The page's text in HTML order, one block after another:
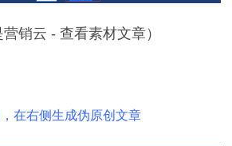
营销云 - 查看素材文章）
在右侧生成伪原创文章